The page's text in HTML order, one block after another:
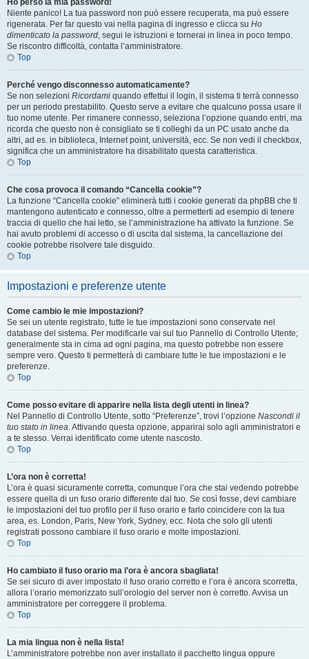
Ho perso la mia password!
Niente panico! La tua password non può essere recuperata, ma può essere
rigenerata. Per far questo vai nella pagina di ingresso e clicca su Ho
dimenticato la password, segui le istruzioni e tornerai in linea in poco tempo.
Se riscontro difficoltà, contatta l’amministratore.
Top
Perché vengo disconnesso automaticamente?
Se non selezioni Ricordami quando effettui il login, il sistema ti terrà connesso
per un periodo prestabilito. Questo serve a evitare che qualcuno possa usare il
tuo nome utente. Per rimanere connesso, seleziona l’opzione quando entri, ma
ricorda che questo non è consigliato se ti colleghi da un PC usato anche da
altri, ad es. in biblioteca, Internet point, università, ecc. Se non vedi il checkbox,
significa che un amministratore ha disabilitato questa caratteristica.
Top
Che cosa provoca il comando “Cancella cookie”?
La funzione “Cancella cookie” eliminerà tutti i cookie generati da phpBB che ti
mantengono autenticato e connesso, oltre a permetterti ad esempio di tenere
traccia di quello che hai letto, se l’amministrazione ha attivato la funzione. Se
hai avuto problemi di accesso o di uscita dal sistema, la cancellazione dei
cookie potrebbe risolvere tale disguido.
Top
Impostazioni e preferenze utente
Come cambio le mie impostazioni?
Se sei un utente registrato, tutte le tue impostazioni sono conservate nel
database del sistema. Per modificarle vai sul tuo Pannello di Controllo Utente;
generalmente sta in cima ad ogni pagina, ma questo potrebbe non essere
sempre vero. Questo ti permetterà di cambiare tutte le tue impostazioni e le
preferenze.
Top
Come posso evitare di apparire nella lista degli utenti in linea?
Nel Pannello di Controllo Utente, sotto “Preferenze”, trovi l’opzione Nascondi il
tuo stato in linea. Attivando questa opzione, apparirai solo agli amministratori e
a te stesso. Verrai identificato come utente nascosto.
Top
L’ora non è corretta!
L’ora è quasi sicuramente corretta, comunque l’ora che stai vedendo potrebbe
essere quella di un fuso orario differente dal tuo. Se così fosse, devi cambiare
le impostazioni del tuo profilo per il fuso orario e farlo coincidere con la tua
area, es. London, Paris, New York, Sydney, ecc. Nota che solo gli utenti
registrati possono cambiare il fuso orario e molte impostazioni.
Top
Ho cambiato il fuso orario ma l’ora è ancora sbagliata!
Se sei sicuro di aver impostato il fuso orario corretto e l’ora è ancora scorretta,
allora l’orario memorizzato sull’orologio del server non è corretto. Avvisa un
amministratore per correggere il problema.
Top
La mia lingua non è nella lista!
L’amministratore potrebbe non aver installato il pacchetto lingua oppure